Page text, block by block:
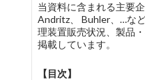
当資料に含まれる主要
Andritz、 Buhler、…な
理装置販売状況、製品
掲載しています。
【目次】